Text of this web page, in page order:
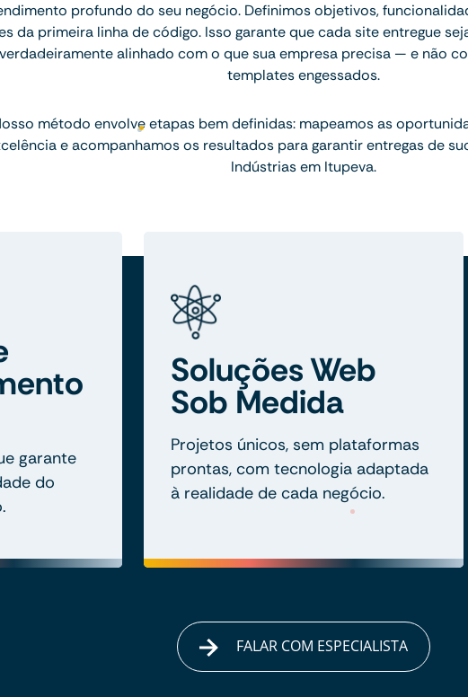
profundo do seu negócio. Definimos objetivos,
da primeira linha de código. Isso garante que cada site entregue
alinhado com o que sua empresa precisa — e não
templates engessados.
método envolve etapas bem definidas: mapeamos as
e acompanhamos os resultados para garantir entregas de
Indústrias em Itupeva.
garante
do
Soluções Web
Sob Medida
Projetos únicos, sem plataformas
prontas, com tecnologia adaptada
à realidade de cada negócio.
FALAR COM ESPECIALISTA